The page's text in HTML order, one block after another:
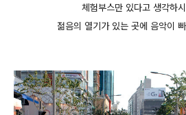
체험부스만 있다고 생각하
젊음의 열기가 있는 곳에 음악이